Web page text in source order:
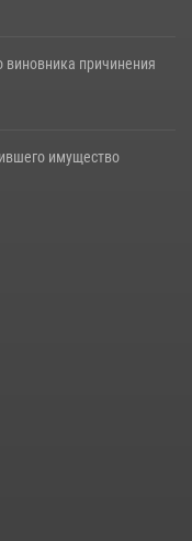
причинения
имущество